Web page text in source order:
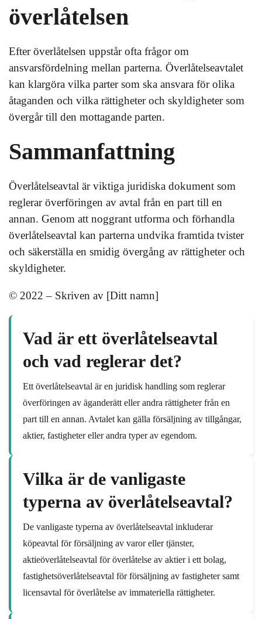
överlåtelsen
Efter överlåtelsen uppstår ofta frågor om
ansvarsfördelning mellan parterna. Överlåtelseavtalet
kan klargöra vilka parter som ska ansvara för olika
åtaganden och vilka rättigheter och skyldigheter som
övergår till den mottagande parten.
Sammanfattning
Överlåtelseavtal är viktiga juridiska dokument som
reglerar överföringen av avtal från en part till en
annan. Genom att noggrant utforma och förhandla
överlåtelseavtal kan parterna undvika framtida tvister
och säkerställa en smidig övergång av rättigheter och
skyldigheter.
© 2022 – Skriven av [Ditt namn]
Vad är ett överlåtelseavtal
och vad reglerar det?
Ett överlåtelseavtal är en juridisk handling som reglerar
överföringen av äganderätt eller andra rättigheter från en
part till en annan. Avtalet kan gälla försäljning av tillgångar,
aktier, fastigheter eller andra typer av egendom.
Vilka är de vanligaste
typerna av överlåtelseavtal?
De vanligaste typerna av överlåtelseavtal inkluderar
köpeavtal för försäljning av varor eller tjänster,
aktieöverlåtelseavtal för överlåtelse av aktier i ett bolag,
fastighetsöverlåtelseavtal för försäljning av fastigheter samt
licensavtal för överlåtelse av immateriella rättigheter.